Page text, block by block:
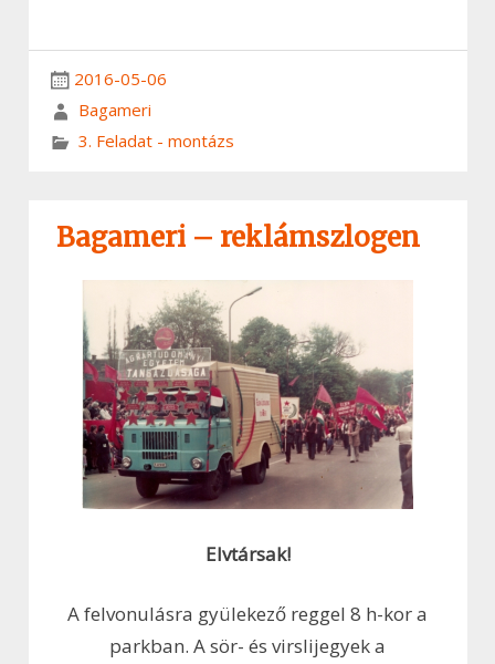
2016-05-06
Bagameri
3. Feladat - montázs
Bagameri – reklámszlogen
Elvtársak!
A felvonulásra gyülekező reggel 8 h-kor a
parkban. A sör- és virslijegyek a